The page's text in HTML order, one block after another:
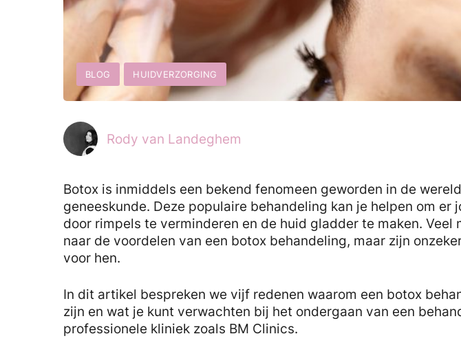
BLOG HUIDVERZORGING
Rody van Landeghem
Botox is inmiddels een bekend fenomeen geworden in de
geneeskunde. Deze populaire behandeling kan je helpen om er
door rimpels te verminderen en de huid gladder te maken. Veel
naar de voordelen van een botox behandeling, maar zijn
voor hen.
In dit artikel bespreken we vijf redenen waarom een botox
zijn en wat je kunt verwachten bij het ondergaan van een
professionele kliniek zoals BM Clinics.